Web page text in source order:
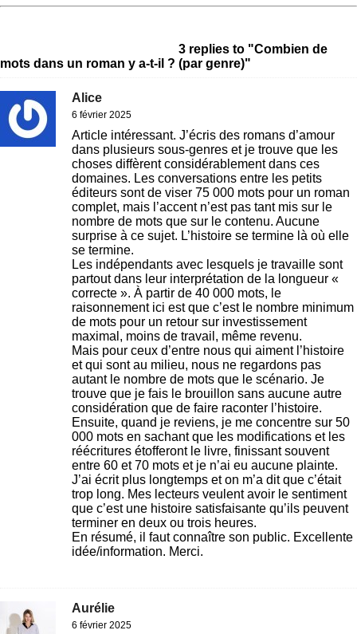
3 replies to "Combien de
mots dans un roman y a-t-il ? (par genre)"
Alice
6 février 2025
Article intéressant. J’écris des romans d’amour
dans plusieurs sous-genres et je trouve que les
choses diffèrent considérablement dans ces
domaines. Les conversations entre les petits
éditeurs sont de viser 75 000 mots pour un roman
complet, mais l’accent n’est pas tant mis sur le
nombre de mots que sur le contenu. Aucune
surprise à ce sujet. L’histoire se termine là où elle
se termine.
Les indépendants avec lesquels je travaille sont
partout dans leur interprétation de la longueur «
correcte ». À partir de 40 000 mots, le
raisonnement ici est que c’est le nombre minimum
de mots pour un retour sur investissement
maximal, moins de travail, même revenu.
Mais pour ceux d’entre nous qui aiment l’histoire
et qui sont au milieu, nous ne regardons pas
autant le nombre de mots que le scénario. Je
trouve que je fais le brouillon sans aucune autre
considération que de faire raconter l’histoire.
Ensuite, quand je reviens, je me concentre sur 50
000 mots en sachant que les modifications et les
réécritures étofferont le livre, finissant souvent
entre 60 et 70 mots et je n’ai eu aucune plainte.
J’ai écrit plus longtemps et on m’a dit que c’était
trop long. Mes lecteurs veulent avoir le sentiment
que c’est une histoire satisfaisante qu’ils peuvent
terminer en deux ou trois heures.
En résumé, il faut connaître son public. Excellente
idée/information. Merci.
Aurélie
6 février 2025